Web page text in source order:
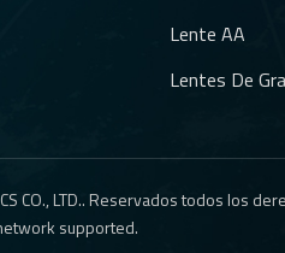
Lente AA
Lentes De
CO., LTD.. Reservados todos los
supported.